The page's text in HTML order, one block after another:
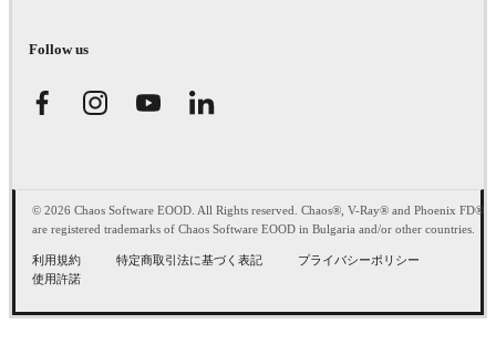
Follow us
© 2026 Chaos Software EOOD. All Rights reserved. Chaos®, V-Ray® and Phoenix FD®
are registered trademarks of Chaos Software EOOD in Bulgaria and/or other countries.
利用規約 特定商取引法に基づく表記
プライバシーポリシー
使用許諾